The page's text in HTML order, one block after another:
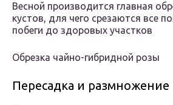
Весной производится главная
кустов, для чего срезаются все
побеги до здоровых участков
Обрезка чайно-гибридной розы
Пересадка и размножение